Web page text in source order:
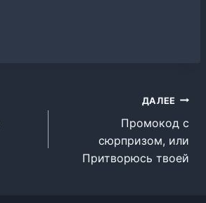
ДАЛЕЕ
Промокод с
сюрпризом, или
Притворюсь твоей